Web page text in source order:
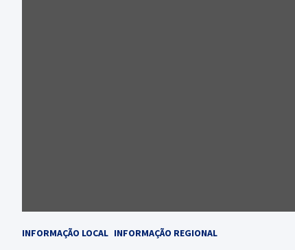
INFORMAÇÃO LOCAL INFORMAÇÃO REGIONAL